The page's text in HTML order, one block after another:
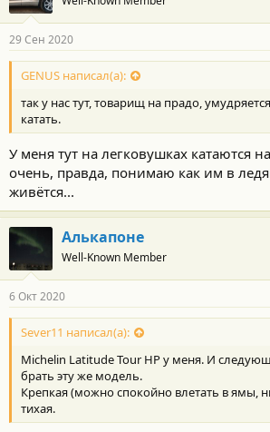
29 Сен 2020
GENUS написал(а):
так у нас тут, товарищ на прадо,
катать.
У меня тут на легковушках катаются
очень, правда, понимаю как им в
живётся...
Алькапоне
Well-Known Member
6 Окт 2020
Sever11 написал(а):
Michelin Latitude Tour HP у меня. И
брать эту же модель.
Крепкая (можно спокойно влетать в ямы,
тихая.